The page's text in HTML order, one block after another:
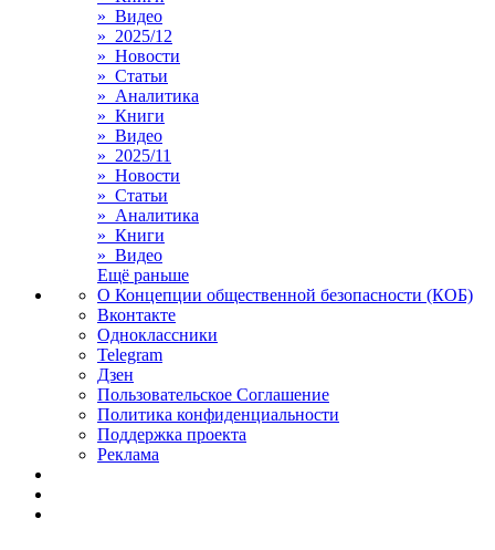
» Видео
» 2025/12
» Новости
» Статьи
» Аналитика
» Книги
» Видео
» 2025/11
» Новости
» Статьи
» Аналитика
» Книги
» Видео
Ещё раньше
О Концепции общественной безопасности (КОБ)
Вконтакте
Одноклассники
Telegram
Дзен
Пользовательское Соглашение
Политика конфиденциальности
Поддержка проекта
Реклама